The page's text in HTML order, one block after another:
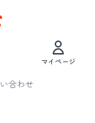
マイページ
合わせ